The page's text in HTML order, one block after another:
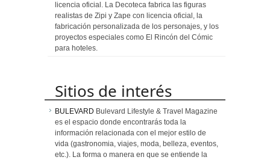
licencia oficial. La Decoteca fabrica las figuras
realistas de Zipi y Zape con licencia oficial, la
fabricación personalizada de los personajes, y los
proyectos especiales como El Rincón del Cómic
para hoteles.
Sitios de interés
BULEVARD Bulevard Lifestyle & Travel Magazine
es el espacio donde encontrarás toda la
información relacionada con el mejor estilo de
vida (gastronomia, viajes, moda, belleza, eventos,
etc.). La forma o manera en que se entiende la